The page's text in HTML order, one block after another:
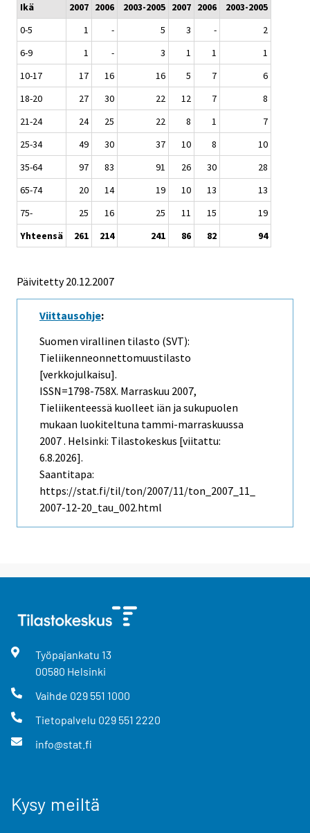
Ikä 2007 2006
2003-2005 2007 2006
2003-2005
0-5
1 - 5 3 -
2
6-9
1 - 3 1 1
1
10-17
17 16 16 5 7
6
18-20
27 30 22 12 7
8
21-24
24 25 22 8 1
7
25-34
49 30 37 10 8
10
35-64
97 83 91 26 30
28
65-74
20 14 19 10 13
13
75-
25 16 25 11 15
19
Yhteensä
261 214 241 86 82 94
Päivitetty20.12.2007
Viittausohje:
Suomen virallinen tilasto (SVT):
Tieliikenneonnettomuustilasto
[verkkojulkaisu].
ISSN=1798-758X. Marraskuu 2007,
Tieliikenteessä kuolleet iän ja sukupuolen
mukaan luokiteltuna tammi-marraskuussa
2007 . Helsinki: Tilastokeskus [viitattu:
6.8.2026].
Saantitapa:
https://stat.fi/til/ton/2007/11/ton_2007_11_
2007-12-20_tau_002.html
Työpajankatu 13
00580 Helsinki
Vaihde 029 551 1000
Tietopalvelu 029 551 2220
info@stat.fi
Kysy meiltä